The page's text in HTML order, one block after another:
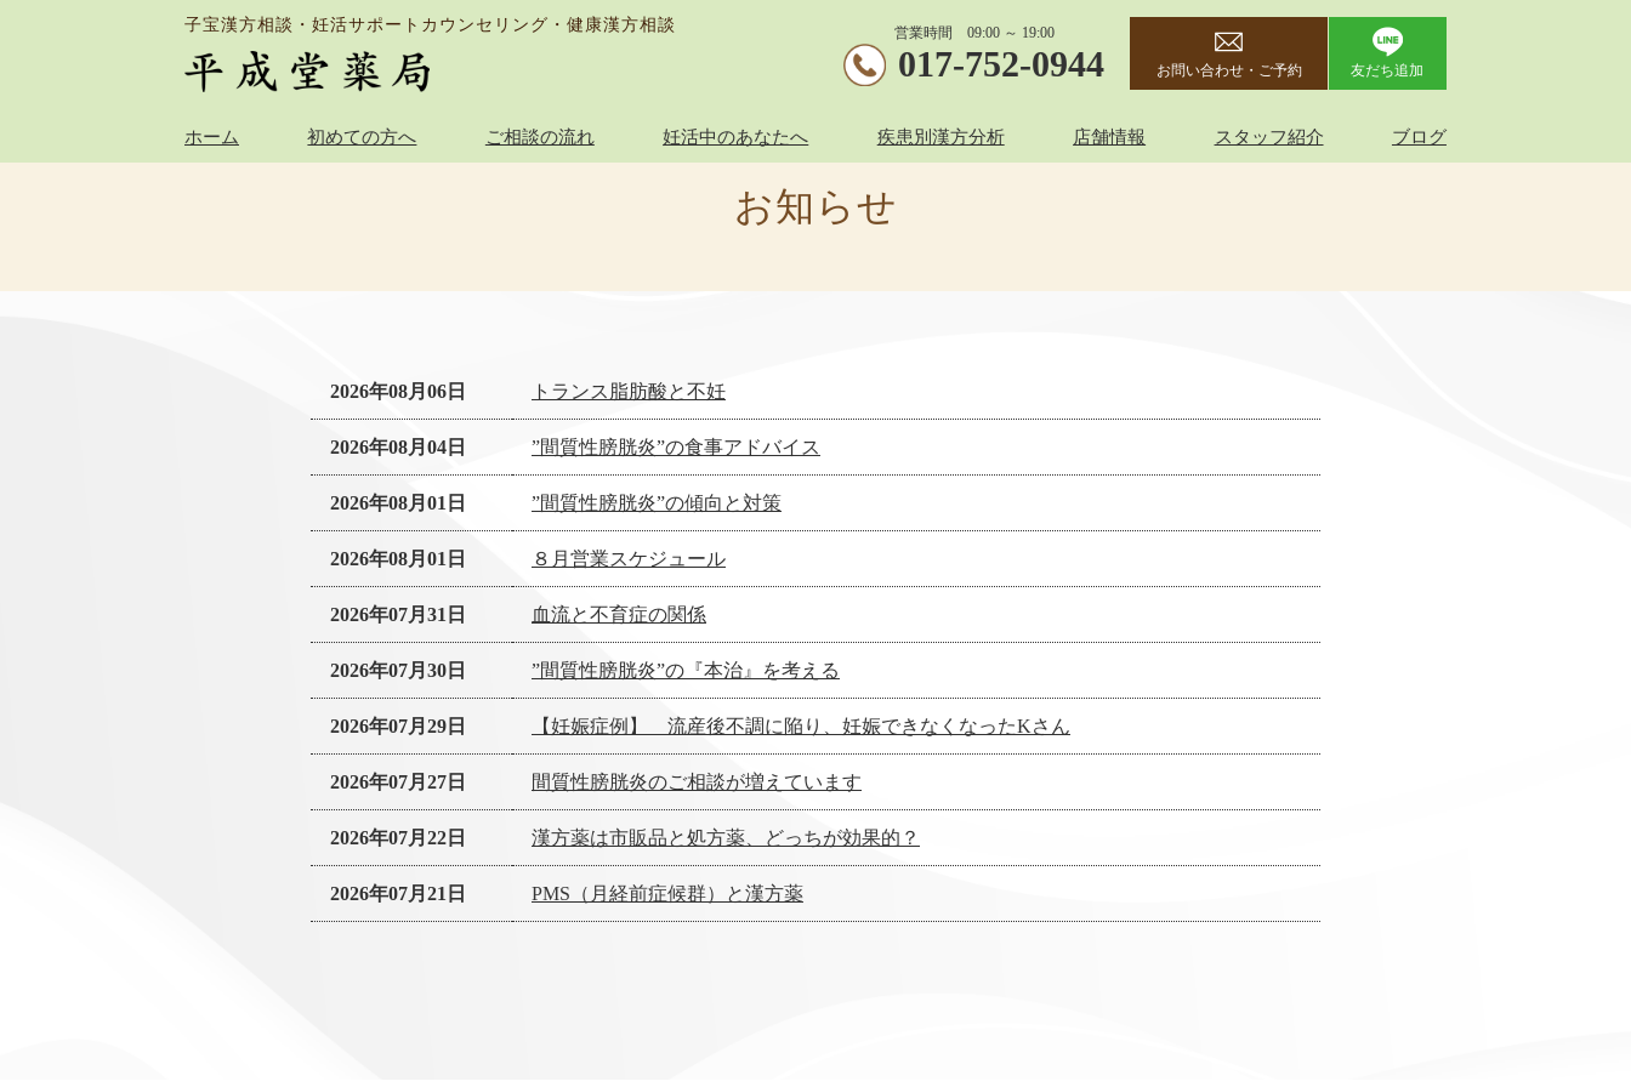
子宝漢方相談・妊活サポートカウンセリング・健康漢方相談 営業時間 09:00 ～ 19:00
017-752-0944 お問い合わせ・ご予約 友だち追加
ホーム 初めての方へ ご相談の流れ 妊活中のあなたへ 疾患別漢方分析 店舗情報 スタッフ紹介 ブログ
お知らせ
2026年08月06日 トランス脂肪酸と不妊
2026年08月04日 ”間質性膀胱炎”の食事アドバイス
2026年08月01日 ”間質性膀胱炎”の傾向と対策
2026年08月01日 ８月営業スケジュール
2026年07月31日 血流と不育症の関係
2026年07月30日 ”間質性膀胱炎”の『本治』を考える
2026年07月29日 【妊娠症例】 流産後不調に陥り、妊娠できなくなったKさん
2026年07月27日 間質性膀胱炎のご相談が増えています
2026年07月22日 漢方薬は市販品と処方薬、どっちが効果的？
2026年07月21日 PMS（月経前症候群）と漢方薬